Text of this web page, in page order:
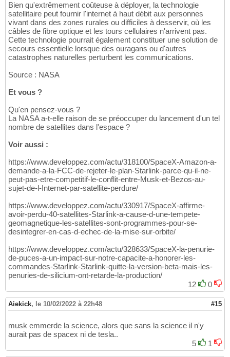
Bien qu'extrêmement coûteuse à déployer, la technologie
satellitaire peut fournir l'internet à haut débit aux personnes
vivant dans des zones rurales ou difficiles à desservir, où les
câbles de fibre optique et les tours cellulaires n'arrivent pas.
Cette technologie pourrait également constituer une solution de
secours essentielle lorsque des ouragans ou d'autres
catastrophes naturelles perturbent les communications.
Source : NASA
Et vous ?
Qu'en pensez-vous ?
La NASA a-t-elle raison de se préoccuper du lancement d'un tel
nombre de satellites dans l'espace ?
Voir aussi :
https://www.developpez.com/actu/318100/SpaceX-Amazon-a-
demande-a-la-FCC-de-rejeter-le-plan-Starlink-parce-qu-il-ne-
peut-pas-etre-competitif-le-conflit-entre-Musk-et-Bezos-au-
sujet-de-l-Internet-par-satellite-perdure/
https://www.developpez.com/actu/330917/SpaceX-affirme-
avoir-perdu-40-satellites-Starlink-a-cause-d-une-tempete-
geomagnetique-les-satellites-sont-programmes-pour-se-
desintegrer-en-cas-d-echec-de-la-mise-sur-orbite/
https://www.developpez.com/actu/328633/SpaceX-la-penurie-
de-puces-a-un-impact-sur-notre-capacite-a-honorer-les-
commandes-Starlink-Starlink-quitte-la-version-beta-mais-les-
penuries-de-silicium-ont-retarde-la-production/
12
0
Aiekick, le 10/02/2022 à 22h48 #15
musk emmerde la science, alors que sans la science il n'y
aurait pas de spacex ni de tesla..
5
1